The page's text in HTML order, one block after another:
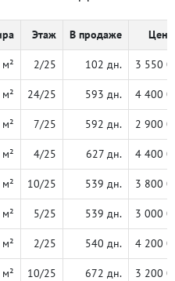
Этаж В продаже
2/25 102 дн. 3 550
24/25 593 дн. 4 400
7/25 592 дн. 2 900
4/25 627 дн. 4 400
10/25 539 дн. 3 800
5/25 539 дн. 3 000
2/25 540 дн. 4 200
10/25 672 дн. 3 200